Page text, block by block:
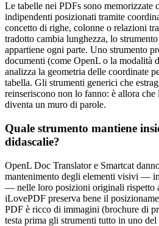
Le tabelle nei PDFs sono memorizzate
indipendenti posizionati tramite
concetto di righe, colonne o relazioni
tradotto cambia lunghezza, lo
appartiene ogni parte. Uno strumento
documenti (come OpenL o la modalità
analizza la geometria delle coordinate
tabella. Gli strumenti generici che
reinseriscono non lo fanno: è allora che
diventa un muro di parole.
Quale strumento mantiene
didascalie?
OpenL Doc Translator e Smartcat
mantenimento degli elementi visivi —
— nelle loro posizioni originali rispetto
iLovePDF preserva bene il
PDF è ricco di immagini (brochure di
testa prima gli strumenti tutto in uno